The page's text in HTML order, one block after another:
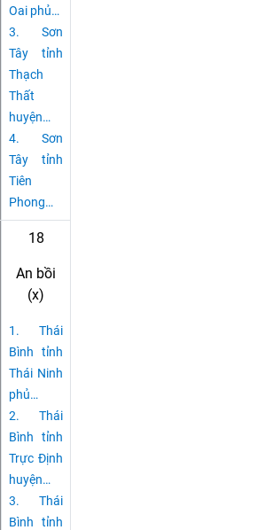
Oai phủ…
3. Sơn
Tây tỉnh
Thạch
Thất
huyện…
4. Sơn
Tây tỉnh
Tiên
Phong…
18
An bồi
(x)
1. Thái
Bình tỉnh
Thái Ninh
phủ…
2. Thái
Bình tỉnh
Trực Định
huyện…
3. Thái
Bình tỉnh